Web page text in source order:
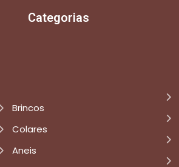
Categorias
Brincos
Colares
Aneis